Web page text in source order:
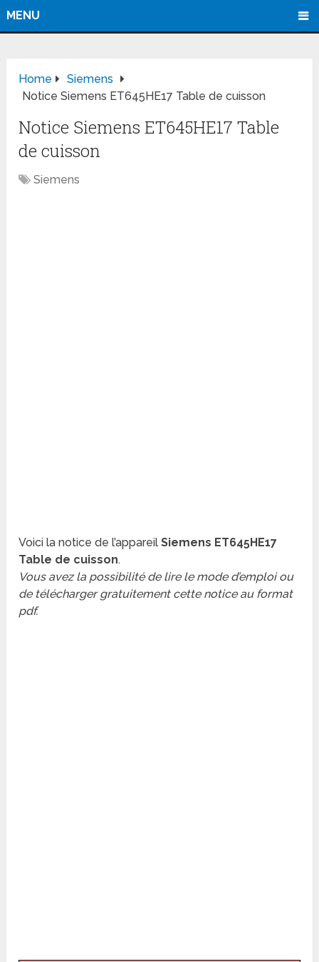
MENU
Home
Siemens
Notice Siemens ET645HE17 Table de cuisson
Notice Siemens ET645HE17 Table
de cuisson
Siemens
Voici la notice de l’appareilSiemens ET645HE17
Table de cuisson.
Vous avez la possibilité de lire le mode d’emploi ou
de télécharger gratuitement cette notice au format
pdf.